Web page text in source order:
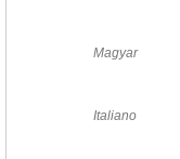
Magyar
Italiano